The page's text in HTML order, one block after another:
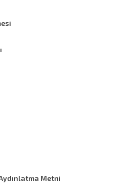
Metni